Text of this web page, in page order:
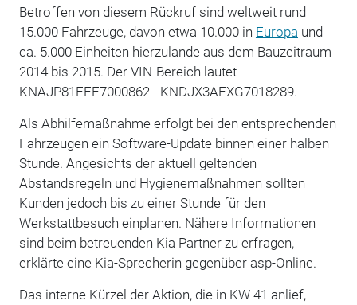
Betroffen von diesem Rückruf sind weltweit rund
15.000 Fahrzeuge, davon etwa 10.000 in Europa und
ca. 5.000 Einheiten hierzulande aus dem Bauzeitraum
2014 bis 2015. Der VIN-Bereich lautet
KNAJP81EFF7000862 - KNDJX3AEXG7018289.
Als Abhilfemaßnahme erfolgt bei den entsprechenden
Fahrzeugen ein Software-Update binnen einer halben
Stunde. Angesichts der aktuell geltenden
Abstandsregeln und Hygienemaßnahmen sollten
Kunden jedoch bis zu einer Stunde für den
Werkstattbesuch einplanen. Nähere Informationen
sind beim betreuenden Kia Partner zu erfragen,
erklärte eine Kia-Sprecherin gegenüber asp-Online.
Das interne Kürzel der Aktion, die in KW 41 anlief,